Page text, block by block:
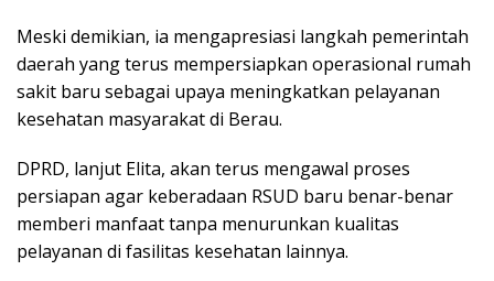
Meski demikian, ia mengapresiasi langkah pemerintah
daerah yang terus mempersiapkan operasional rumah
sakit baru sebagai upaya meningkatkan pelayanan
kesehatan masyarakat di Berau.
DPRD, lanjut Elita, akan terus mengawal proses
persiapan agar keberadaan RSUD baru benar-benar
memberi manfaat tanpa menurunkan kualitas
pelayanan di fasilitas kesehatan lainnya.